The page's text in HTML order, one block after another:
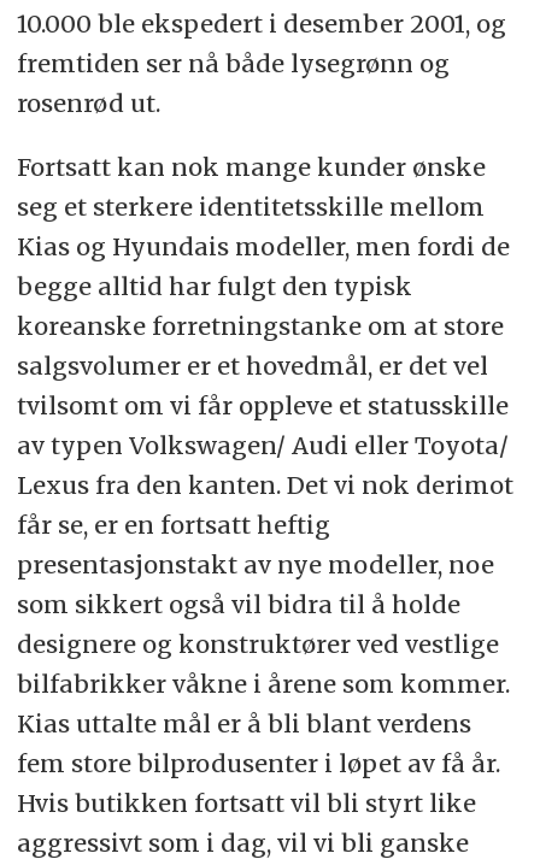
10.000 ble ekspedert i desember 2001, og
fremtiden ser nå både lysegrønn og
rosenrød ut.
Fortsatt kan nok mange kunder ønske
seg et sterkere identitetsskille mellom
Kias og Hyundais modeller, men fordi de
begge alltid har fulgt den typisk
koreanske forretningstanke om at store
salgsvolumer er et hovedmål, er det vel
tvilsomt om vi får oppleve et statusskille
av typen Volkswagen/ Audi eller Toyota/
Lexus fra den kanten. Det vi nok derimot
får se, er en fortsatt heftig
presentasjonstakt av nye modeller, noe
som sikkert også vil bidra til å holde
designere og konstruktører ved vestlige
bilfabrikker våkne i årene som kommer.
Kias uttalte mål er å bli blant verdens
fem store bilprodusenter i løpet av få år.
Hvis butikken fortsatt vil bli styrt like
aggressivt som i dag, vil vi bli ganske